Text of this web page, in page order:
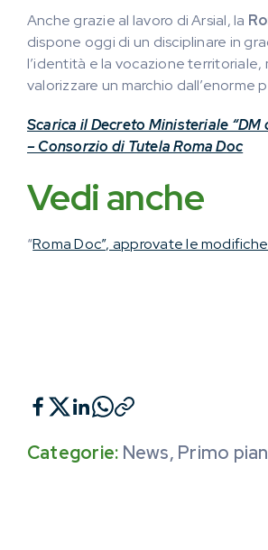
Anche grazie al lavoro di Arsial, la
dispone oggi di un disciplinare in
l’identità e la vocazione territoriale,
valorizzare un marchio dall’enorme
Scarica il Decreto Ministeriale “DM
– Consorzio di Tutela Roma Doc
Vedi anche
“Roma Doc”, approvate le
Categorie: News, Primo